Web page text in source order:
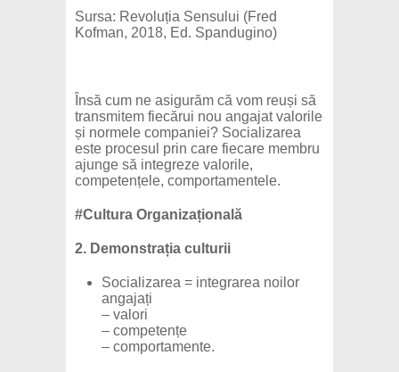
Sursa: Revoluția Sensului (Fred
Kofman, 2018, Ed. Spandugino)
Însă cum ne asigurăm că vom reuși să
transmitem fiecărui nou angajat valorile
și normele companiei? Socializarea
este procesul prin care fiecare membru
ajunge să integreze valorile,
competențele, comportamentele.
#Cultura Organizațională
2. Demonstrația culturii
Socializarea = integrarea noilor
angajați
– valori
– competențe
– comportamente.